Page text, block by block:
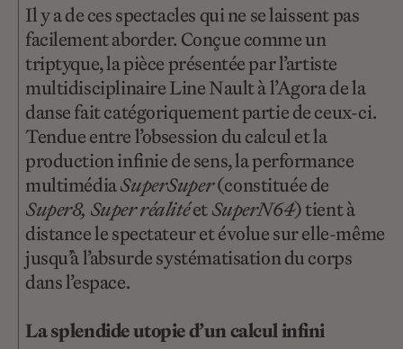
Il y a de ces spectacles qui ne se laissent pas
facilement aborder. Conçue comme un
triptyque, la pièce présentée par l’artiste
multidisciplinaire Line Nault à l’Agora de la
danse fait catégoriquement partie de ceux-ci.
Tendue entre l’obsession du calcul et la
production infinie de sens, la performance
multimédiaSuperSuper(constituée de
Super8, Super réalitéetSuperN64) tient à
distance le spectateur et évolue sur elle-même
jusqu’à l’absurde systématisation du corps
dans l’espace.
La splendide utopie d’un calcul infini